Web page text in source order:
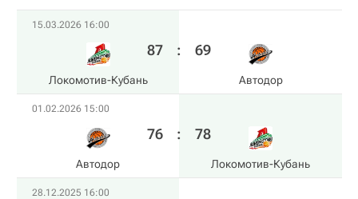
15.03.2026 16:00
Локомотив-Кубань
87 : 69
Автодор
01.02.2026 15:00
Автодор
76 : 78
Локомотив-Кубань
28.12.2025 16:00